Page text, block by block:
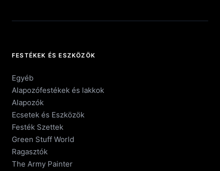
FESTÉKEK ÉS ESZKÖZÖK
Egyéb
Alapozófestékek és lakkok
Alapozók
Ecsetek és Eszközök
Festék Szettek
Green Stuff World
Ragasztók
The Army Painter